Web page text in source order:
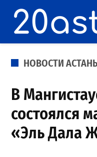
content
POSTED
НОВОСТИ
В
состоялся
«Эль Дала